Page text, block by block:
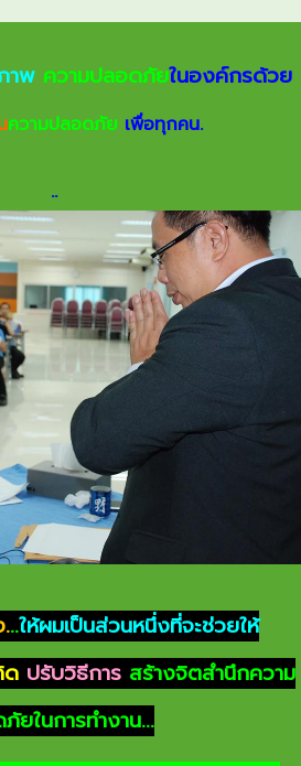
าพความปลอดภัยในองค์กรด้วย
ความปลอดภัย เพื่อทุกคน.
..
..ให้ผมเป็นส่วนหนึ่งที่จะช่วยให้
ด ปรับวิธีการสร้างจิตสำนึกความ
ยในการทำงาน...